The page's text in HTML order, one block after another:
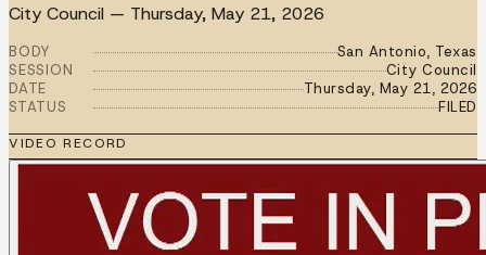
City Council — Thursday, May 21, 2026
BODY
San Antonio, Texas
SESSION
City Council
DATE
Thursday, May 21, 2026
STATUS
FILED
VIDEO RECORD